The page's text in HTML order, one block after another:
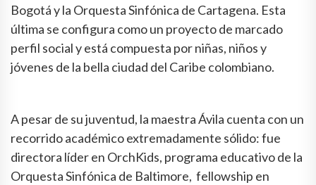
Bogotá y la Orquesta Sinfónica de Cartagena. Esta
última se configura como un proyecto de marcado
perfil social y está compuesta por niñas, niños y
jóvenes de la bella ciudad del Caribe colombiano.
A pesar de su juventud, la maestra Ávila cuenta con un
recorrido académico extremadamente sólido: fue
directora líder en OrchKids, programa educativo de la
Orquesta Sinfónica de Baltimore, fellowship en